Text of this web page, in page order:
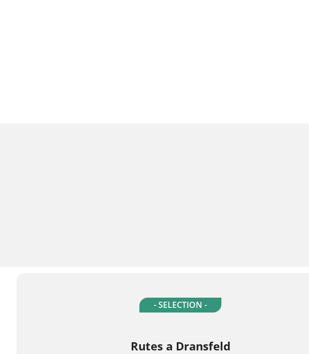
- SELECTION -
Rutes a Dransfeld